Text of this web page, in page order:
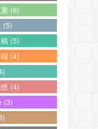
(6)
(5)
(5)
(4)
(4)
(3)